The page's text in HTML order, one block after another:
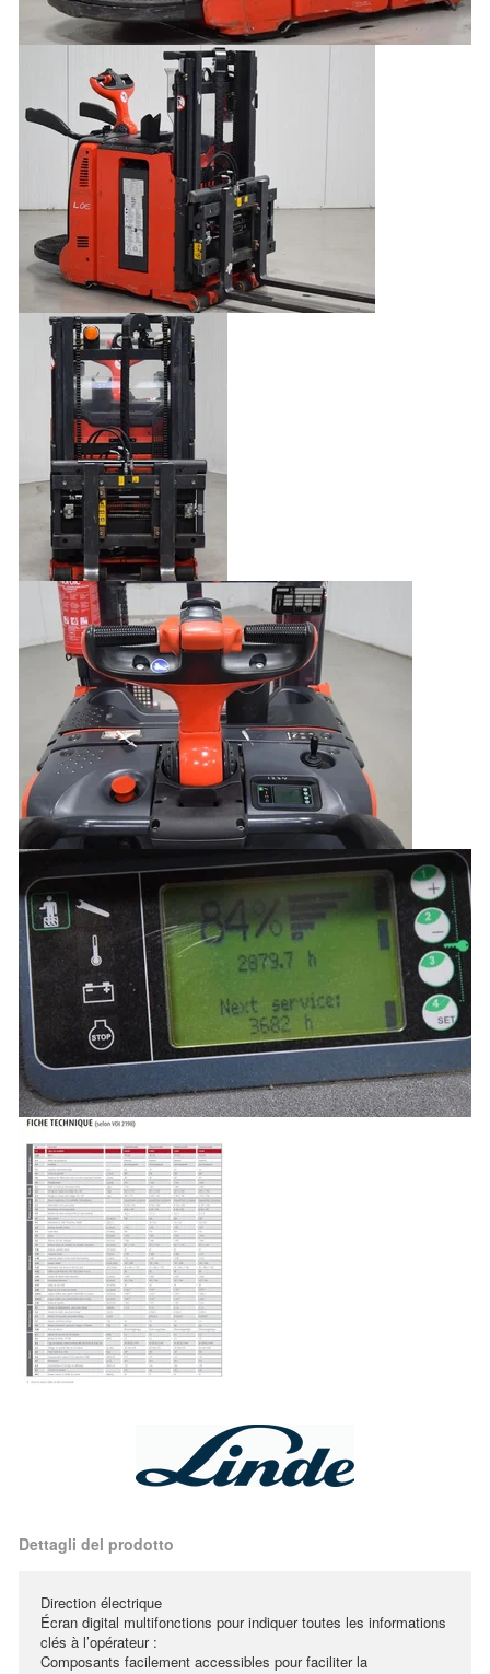
Dettagli del prodotto
Direction électrique
Écran digital multifonctions pour indiquer toutes les informations
clés à l’opérateur :
Composants facilement accessibles pour faciliter la